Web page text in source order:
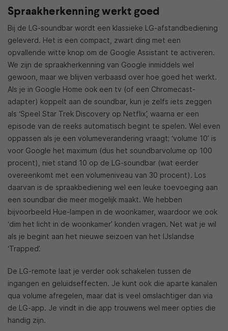
Spraakherkenning werkt goed
Bij de LG-soundbar wordt een klassieke LG-afstandbediening
geleverd. Het is een compact, zwart ding met een
opvallende witte knop om de Google Assistant te activeren.
We zijn de spraakherkenning van Google inmiddels wel
gewoon, maar we blijven verbaasd over hoe goed het werkt.
Als je in Google Home ook een tv (of een Chromecast-
adapter) koppelt aan de soundbar, kun je zelfs iets zeggen
als ‘Speel Star Trek Discovery op Netflix’, waarna er een
episode van de reeks automatisch begint te spelen. Wel even
oppassen als je een volumeverandering vraagt; ‘volume 10’ is
voor Google het maximum (dus het soundbarvolume op 100
procent), niet stand 10 op de LG-soundbar (wat eerder
overeenkomt met een volumeniveau van 30 procent). Los
daarvan is de spraakbediening wel een leuke toevoeging aan
een soundbar die meer mogelijk maakt. We hebben
bijvoorbeeld Hue-lampen in de woonkamer, waardoor we ook
‘dim het licht in de woonkamer’ konden vragen. Net wat je wil
als je begint aan het nieuwe seizoen van het IJslandse
‘Trapped’.
De LG-remote laat je verder ook schakelen tussen de
ingangen en geluidseffecten. Je kunt ook die aparte kanalen
qua volume afregelen, maar dat is veel omslachtiger dan via
de LG-app. Je vindt in die app trouwens wel meer opties die
handig zijn.